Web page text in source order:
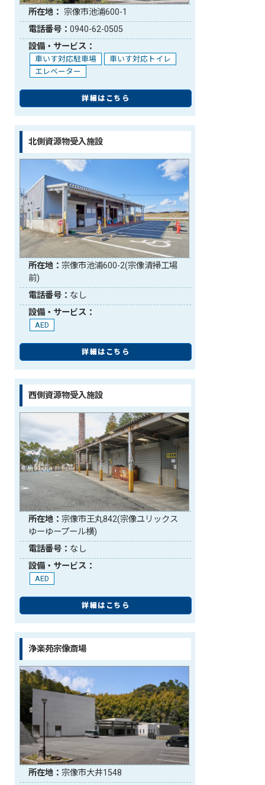
所在地： 宗像市池浦600-1
電話番号：0940-62-0505
設備・サービス：
車いす対応駐車場
車いす対応トイレ
エレベーター
詳細はこちら
北側資源物受入施設
所在地：宗像市池浦600-2(宗像清掃工場
前)
電話番号： なし
設備・サービス：
AED
詳細はこちら
西側資源物受入施設
所在地：宗像市王丸842(宗像ユリックス
ゆーゆープール横)
電話番号： なし
設備・サービス：
AED
詳細はこちら
浄楽苑宗像斎場
所在地：宗像市大井1548